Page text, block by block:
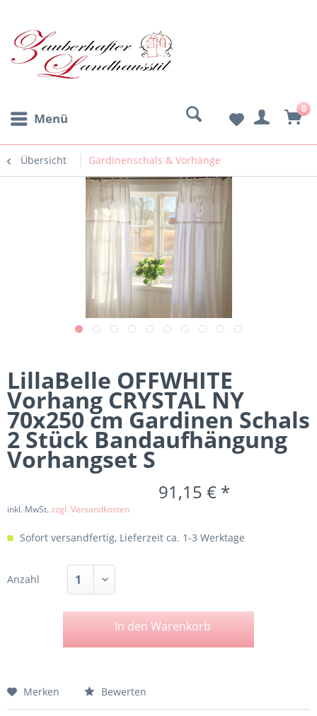
Menü
0
Übersicht Gardinenschals & Vorhänge
LillaBelle OFFWHITE
Vorhang CRYSTAL NY
70x250 cm Gardinen Schals
2 Stück Bandaufhängung
Vorhangset S
91,15 € *
inkl. MwSt.zzgl. Versandkosten
Sofort versandfertig, Lieferzeit ca. 1-3 Werktage
Anzahl
In den Warenkorb
Merken Bewerten